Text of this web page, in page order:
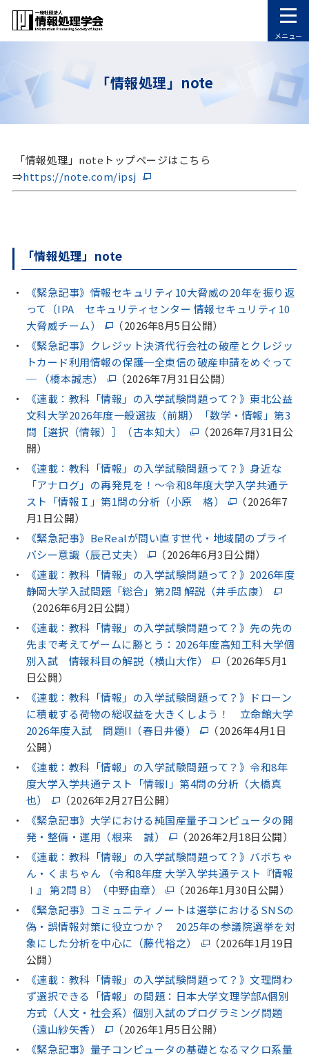
メニュー
「情報処理」note
「情報処理」noteトップページはこちら
⇒https://note.com/ipsj
「情報処理」note
《緊急記事》情報セキュリティ10大脅威の20年を振り返
って（IPA セキュリティセンター 情報セキュリティ10
大脅威チーム）
（2026年8月5日公開）
《緊急記事》クレジット決済代行会社の破産とクレジッ
トカード利用情報の保護─全東信の破産申請をめぐって
─ （橋本誠志）
（2026年7月31日公開）
《連載：教科「情報」の入学試験問題って？》東北公益
文科大学2026年度一般選抜（前期）「数学・情報」第3
問［選択（情報）］（古本知大）
（2026年7月31日公
開）
《連載：教科「情報」の入学試験問題って？》身近な
「アナログ」の再発見を！～令和8年度大学入学共通テ
スト「情報Ｉ」第1問の分析（小原 格）
（2026年7
月1日公開）
《緊急記事》BeRealが問い直す世代・地域間のプライ
バシー意識（辰己丈夫）
（2026年6月3日公開）
《連載：教科「情報」の入学試験問題って？》2026年度
静岡大学入試問題「総合」第2問 解説（井手広康）
（2026年6月2日公開）
《連載：教科「情報」の入学試験問題って？》先の先の
先まで考えてゲームに勝とう：2026年度高知工科大学個
別入試 情報科目の解説（横山大作）
（2026年5月1
日公開）
《連載：教科「情報」の入学試験問題って？》ドローン
に積載する荷物の総収益を大きくしよう！ 立命館大学
2026年度入試 問題II（春日井優）
（2026年4月1日
公開）
《連載：教科「情報」の入学試験問題って？》令和8年
度大学入学共通テスト「情報I」第4問の分析（大橋真
也）
（2026年2月27日公開）
《緊急記事》大学における純国産量子コンピュータの開
発・整備・運用（根来 誠）
（2026年2月18日公開）
《連載：教科「情報」の入学試験問題って？》バボちゃ
ん・くまちゃん （令和8年度 大学入学共通テスト『情報
Ⅰ』 第2問 B）（中野由章）
（2026年1月30日公開）
《緊急記事》コミュニティノートは選挙におけるSNSの
偽・誤情報対策に役立つか？ 2025年の参議院選挙を対
象にした分析を中心に（藤代裕之）
（2026年1月19日
公開）
《連載：教科「情報」の入学試験問題って？》文理問わ
ず選択できる「情報」の問題：日本大学文理学部A個別
方式（人文・社会系）個別入試のプログラミング問題
（遠山紗矢香）
（2026年1月5日公開）
《緊急記事》量子コンピュータの基礎となるマクロ系量